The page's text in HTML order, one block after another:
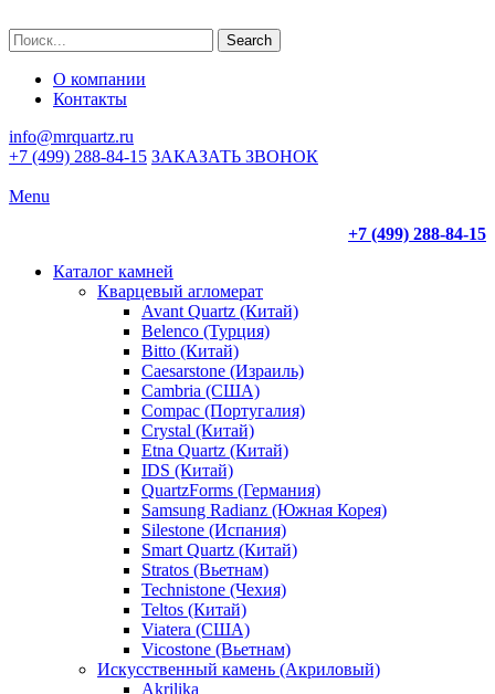
Search
О компании
Контакты
info@mrquartz.ru
+7 (499) 288-84-15 ЗАКАЗАТЬ ЗВОНОК
Menu
+7 (499) 288-84-15
Каталог камней
Кварцевый агломерат
Avant Quartz (Китай)
Belenco (Турция)
Bitto (Китай)
Caesarstone (Израиль)
Cambria (США)
Compac (Португалия)
Crystal (Китай)
Etna Quartz (Китай)
IDS (Китай)
QuartzForms (Германия)
Samsung Radianz (Южная Корея)
Silestone (Испания)
Smart Quartz (Китай)
Stratos (Вьетнам)
Technistone (Чехия)
Teltos (Китай)
Viatera (США)
Vicostone (Вьетнам)
Искусственный камень (Акриловый)
Akrilika